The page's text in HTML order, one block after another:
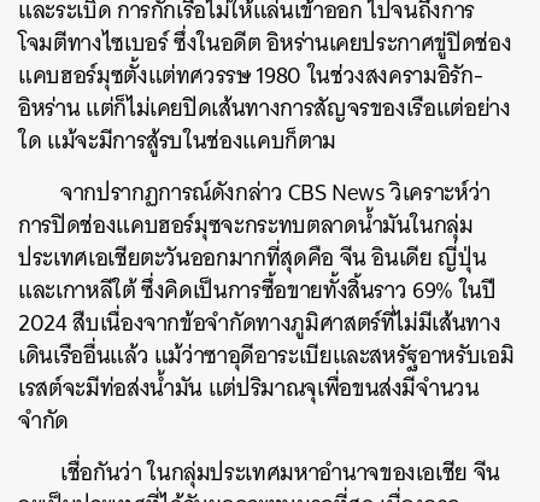
และระเบิด การกักเรือไม่ให้แล่นเข้าออก ไปจนถึงการ
โจมตีทางไซเบอร์ ซึ่งในอดีต อิหร่านเคยประกาศขู่ปิดช่อง
แคบฮอร์มุซตั้งแต่ทศวรรษ 1980 ในช่วงสงครามอิรัก-
อิหร่าน แต่ก็ไม่เคยปิดเส้นทางการสัญจรของเรือแต่อย่าง
ใด แม้จะมีการสู้รบในช่องแคบก็ตาม
จากปรากฏการณ์ดังกล่าว CBS News วิเคราะห์ว่า
การปิดช่องแคบฮอร์มุซจะกระทบตลาดน้ำมันในกลุ่ม
ประเทศเอเชียตะวันออกมากที่สุดคือ จีน อินเดีย ญี่ปุ่น
และเกาหลีใต้ ซึ่งคิดเป็นการซื้อขายทั้งสิ้นราว 69% ในปี
2024 สืบเนื่องจากข้อจำกัดทางภูมิศาสตร์ที่ไม่มีเส้นทาง
เดินเรืออื่นแล้ว แม้ว่าซาอุดีอาระเบียและสหรัฐอาหรับเอมิ
เรสต์จะมีท่อส่งน้ำมัน แต่ปริมาณจุเพื่อขนส่งมีจำนวน
จำกัด
เชื่อกันว่า ในกลุ่มประเทศมหาอำนาจของเอเชีย จีน
ค้นหา
SHARE TWEET LINE EMAIL